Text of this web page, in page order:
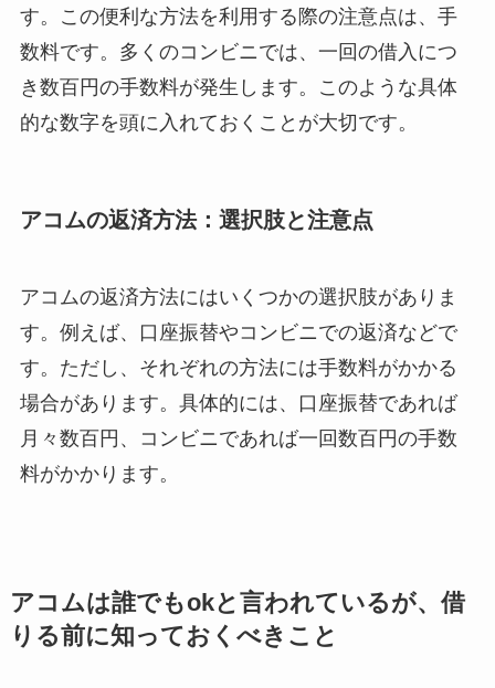
す。この便利な方法を利用する際の注意点は、手
数料です。多くのコンビニでは、一回の借入につ
き数百円の手数料が発生します。このような具体
的な数字を頭に入れておくことが大切です。
アコムの返済方法：選択肢と注意点
アコムの返済方法にはいくつかの選択肢がありま
す。例えば、口座振替やコンビニでの返済などで
す。ただし、それぞれの方法には手数料がかかる
場合があります。具体的には、口座振替であれば
月々数百円、コンビニであれば一回数百円の手数
料がかかります。
アコムは誰でもokと言われているが、借
りる前に知っておくべきこと